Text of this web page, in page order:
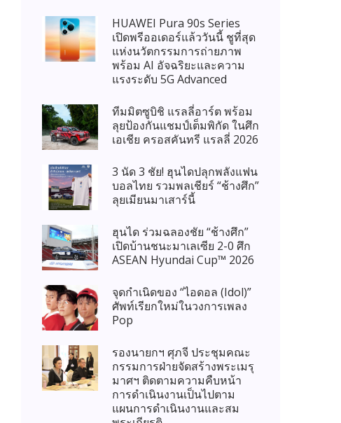
HUAWEI Pura 90s Series
เปิดพรีออเดอร์แล้ววันนี้ ชูที่สุด
แห่งนวัตกรรมการถ่ายภาพ
พร้อม AI อัจฉริยะและความ
แรงระดับ 5G Advanced
ทีมมิตซูบิชิ แรลลี่อาร์ต พร้อม
ลุยป้องกันแชมป์เต็มพิกัด ในศึก
เอเชีย ครอสคันทรี แรลลี่ 2026
3 นัด 3 ชัย! ฮุนไดปลุกพลังแฟน
บอลไทย รวมพลเชียร์ “ช้างศึก”
ลุยเมียนมาเสาร์นี้
ฮุนได ร่วมฉลองชัย “ช้างศึก”
เปิดบ้านชนะมาเลเซีย 2-0 ศึก
ASEAN Hyundai Cup™ 2026
จุดกำเนิดของ “ไอดอล (Idol)”
ศัพท์เรียกใหม่ในวงการเพลง
Pop
รองนายกฯ ศุภจี ประชุมคณะ
กรรมการฝ่ายจัดสร้างพระเมรุ
มาศฯ ติดตามความคืบหน้า
การดำเนินงานเป็นไปตาม
แผนการดำเนินงานและสม